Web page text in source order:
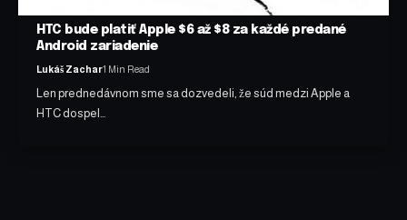
HTC bude platiť Apple $6 až $8 za každé predané
Android zariadenie
Lukáš Zachar1 Min Read
Len prednedávnom sme sa dozvedeli, že súd medzi Apple a
HTC dospel…